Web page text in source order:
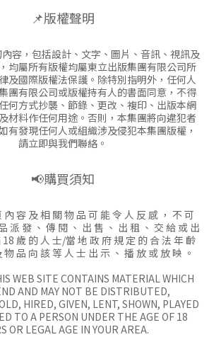
📌版權聲明
容，包括設計、文字、圖片、音訊、視訊及
均屬所有版權均屬東立出版集團有限公司所
及國際版權法保護。除特別指明外，任何人
團有限公司或版權持有人的書面同意，不得
何方式抄襲、節錄、更改、複印、出版本網
材料作任何用途。否則，本集團將向違犯者
有發現任何人或組織涉及侵犯本集團版權，
請立即與我們聯絡。
📢購買須知
內 容 及 相 關 物 品 可 能 令 人 反 感 ， 不 可
派 發 、 傳 閱 、 出 售 、 出 租 、 交 給 或 出
歲 的 人 士/當 地 政 府 規 定 的 合 法 年 齡
物 品 向 該 等 人 士 出 示 、 播 放 或 放 映 。
WEB SITE CONTAINS MATERIAL WHICH
AND MAY NOT BE DISTRIBUTED,
HIRED, GIVEN, LENT, SHOWN, PLAYED
TO A PERSON UNDER THE AGE OF 18
OR LEGAL AGE IN YOUR AREA.